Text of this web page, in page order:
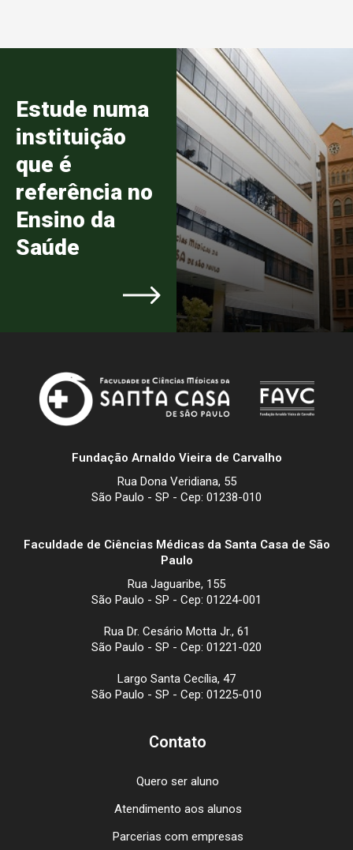
Estude numa
instituição
que é
referência no
Ensino da
Saúde
Fundação Arnaldo Vieira de Carvalho
Rua Dona Veridiana, 55
São Paulo - SP - Cep: 01238-010
Faculdade de Ciências Médicas da Santa Casa de São
Paulo
Rua Jaguaribe, 155
São Paulo - SP - Cep: 01224-001
Rua Dr. Cesário Motta Jr., 61
São Paulo - SP - Cep: 01221-020
Largo Santa Cecília, 47
São Paulo - SP - Cep: 01225-010
Contato
Quero ser aluno
Atendimento aos alunos
Parcerias com empresas